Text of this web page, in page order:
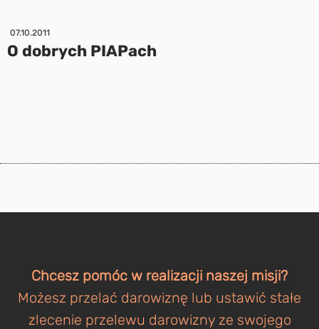
07.10.2011
O dobrych PIAPach
Chcesz pomóc w realizacji naszej misji?
Możesz przelać darowiznę lub ustawić stałe
zlecenie przelewu darowizny ze swojego